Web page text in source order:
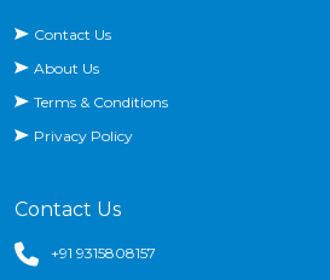
Contact Us
About Us
Terms & Conditions
Privacy Policy
Contact Us
+91 9315808157